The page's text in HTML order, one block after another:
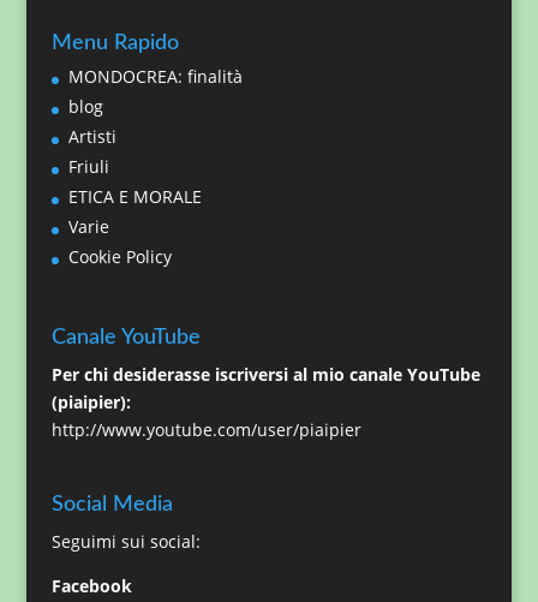
Menu Rapido
MONDOCREA: finalità
blog
Artisti
Friuli
ETICA E MORALE
Varie
Cookie Policy
Canale YouTube
Per chi desiderasse iscriversi al mio canale YouTube
(piaipier):
http://www.youtube.com/user/piaipier
Social Media
Seguimi sui social:
Facebook